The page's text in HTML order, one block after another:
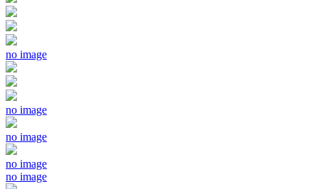
no image
no image
no image
no image
no image